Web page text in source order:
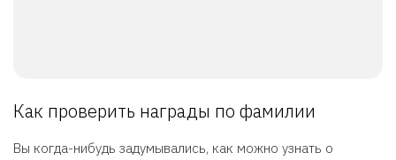
Как проверить награды по фамилии
Вы когда-нибудь задумывались, как можно узнать о